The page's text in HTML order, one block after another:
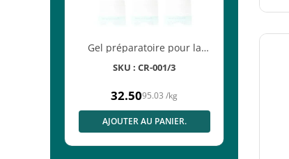
Gel préparatoire pour la
114 g
SKU : CR-001/3
Prix
normal
32.5095.03 /kg
AJOUTER AU PANIER.